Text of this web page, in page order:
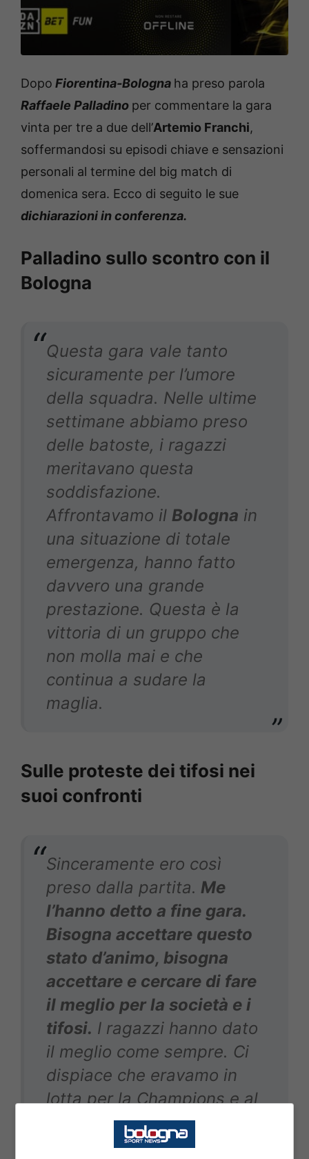
Dopo Fiorentina-Bologna ha preso parola
Raffaele Palladino per commentare la gara
vinta per tre a due dell’Artemio Franchi,
soffermandosi su episodi chiave e sensazioni
personali al termine del big match di
domenica sera. Ecco di seguito le sue
dichiarazioni in conferenza.
Palladino sullo scontro con il
Bologna
Questa gara vale tanto
sicuramente per l’umore
della squadra. Nelle ultime
settimane abbiamo preso
delle batoste, i ragazzi
meritavano questa
soddisfazione.
Affrontavamo il Bologna in
una situazione di totale
emergenza, hanno fatto
davvero una grande
prestazione. Questa è la
vittoria di un gruppo che
non molla mai e che
continua a sudare la
maglia.
Sulle proteste dei tifosi nei
suoi confronti
Sinceramente ero così
preso dalla partita. Me
l’hanno detto a fine gara.
Bisogna accettare questo
stato d’animo, bisogna
accettare e cercare di fare
il meglio per la società e i
tifosi. I ragazzi hanno dato
il meglio come sempre. Ci
dispiace che eravamo in
lotta per la Champions e al
momento più importante ci
sono mancati tanti uomini,